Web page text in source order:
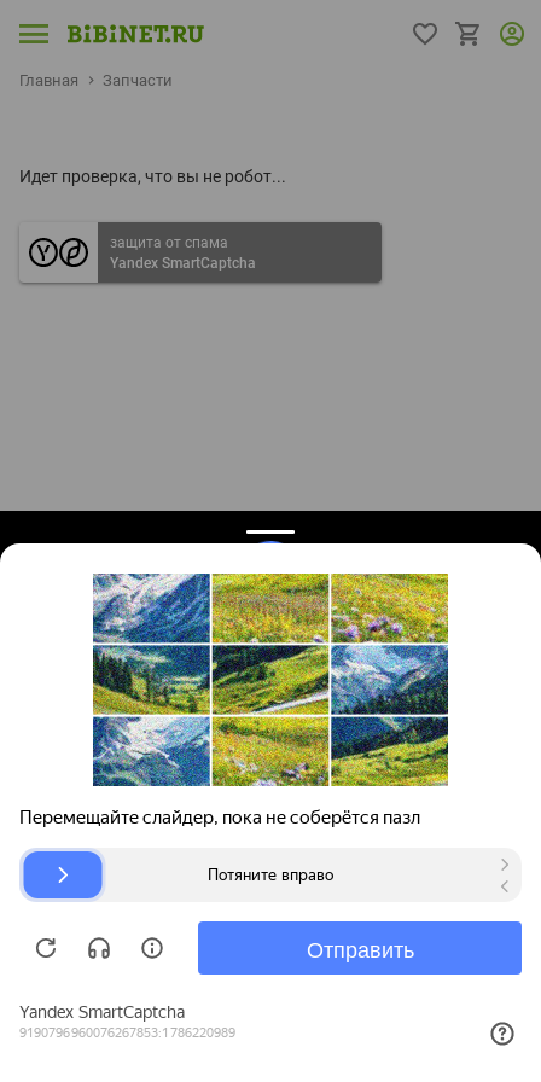
Главная Запчасти
Идет проверка, что вы не робот...
защита от спама
Yandex SmartCaptcha
Поиск запчастей
Для автокомпаний
Авторазборки
О проекте
Помощь
Карта сайта
© bibinet.ru - система поиска запчастей,
Copyright 2010-2026 Все права защищены